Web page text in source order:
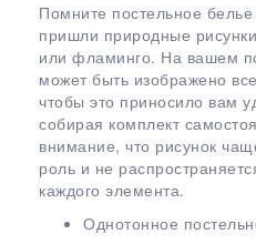
Помните постельное
пришли природные
или фламинго. На вашем
может быть изображено
чтобы это приносило вам
собирая комплект
внимание, что рисунок
роль и не
каждого элемента.
Однотонное